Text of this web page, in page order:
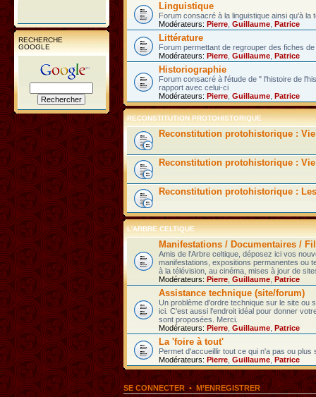
RECHERCHE
GOOGLE
Linguistique
Forum consacré à la linguistique ainsi qu'à la
Modérateurs: Pierre Guillaume Patrice
Littérature
Forum permettant de regrouper des fiches
Modérateurs: Pierre Guillaume Patrice
Historiographie
Forum consacré à l'étude de " l'histoire de
rapport avec celui-ci
Modérateurs: Pierre Guillaume Patrice
RECONSTITUTION PROTOHISTORIQUE
Reconstitution protohistorique :
Reconstitution protohistorique :
Reconstitution protohistorique :
L'ARBRE CELTIQUE
Manifestations / Documentaires /
Amis de l'Arbre celtique, déposez ici vos
manifestations, expositions permanentes ou
à la télévision, au cinéma, mises à jour de
Modérateurs: Pierre Guillaume Patrice
Assistance technique (site/forum)
Un problème d'ordre technique sur le site ou
ici. C'est aussi l'endroit idéal pour donner
sont proposées. Merci.
Modérateurs: Pierre Guillaume Patrice
La 'foire à tout'
Permet d'accueillir tout ce qui n'a pas ou
Modérateurs: Pierre Guillaume Patrice
SE CONNECTER•M’ENREGISTRER